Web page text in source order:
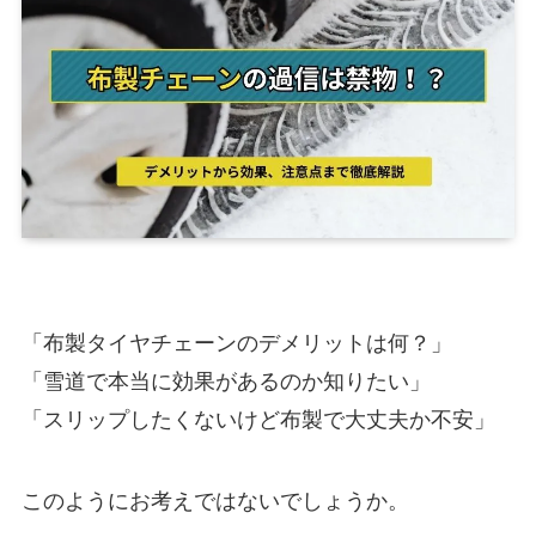
「布製タイヤチェーンのデメリットは何？」
「雪道で本当に効果があるのか知りたい」
「スリップしたくないけど布製で大丈夫か不安」
このようにお考えではないでしょうか。